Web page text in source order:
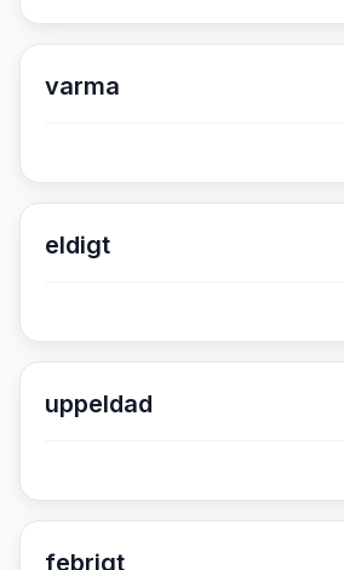
varma
eldigt
uppeldad
febrigt